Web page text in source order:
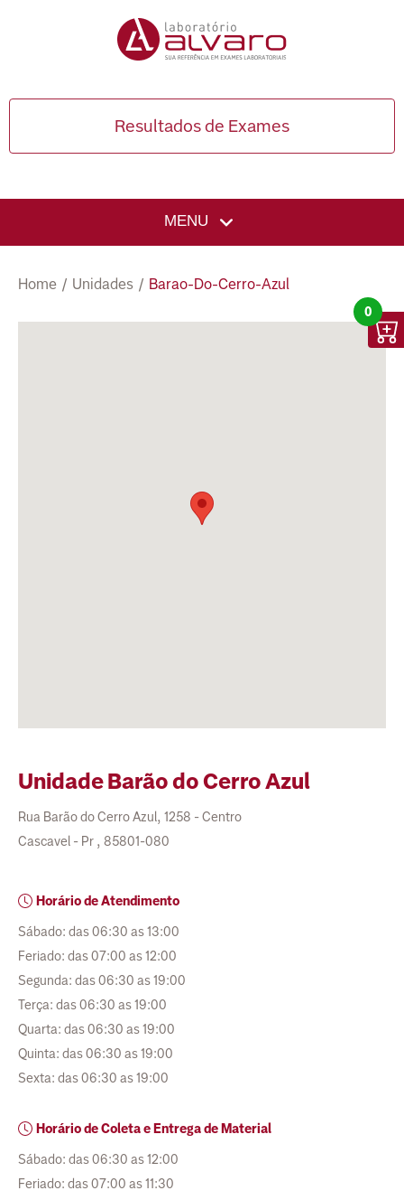
Resultados de Exames
MENU
Home / Unidades / Barao-Do-Cerro-Azul
0
UnidadeBarão do Cerro Azul
Rua Barão do Cerro Azul, 1258 - Centro
Cascavel - Pr , 85801-080
Horário de Atendimento
Sábado: das 06:30 as 13:00
Feriado: das 07:00 as 12:00
Segunda: das 06:30 as 19:00
Terça: das 06:30 as 19:00
Quarta: das 06:30 as 19:00
Quinta: das 06:30 as 19:00
Sexta: das 06:30 as 19:00
Horário de Coleta e Entrega de Material
Sábado: das 06:30 as 12:00
Feriado: das 07:00 as 11:30